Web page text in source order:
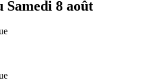
Samedi 8 août